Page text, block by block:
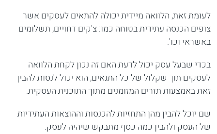
לעומת זאת, הלוואה מיידית יכולה להתאים לעסקים אשר
צופים הכנסה עתידית בטוחה כמו: צ'קים דחויים, תשלומים
באשראי וכו'.
בכדי שבעל עסק יכול לדעת האם זה נכון לקחת הלוואה
לעסקים תוך שקלול של כל התנאים, הוא יכול לנסות להבין
זאת באמצעות תזרים המזומנים מתוך התוכנית העסקית.
שם יוכל להבין מהן התחזיות להכנסות וההוצאות העתידיות
של העסק ולהבין כמה כסף מתבקש שיהיה לעסק.